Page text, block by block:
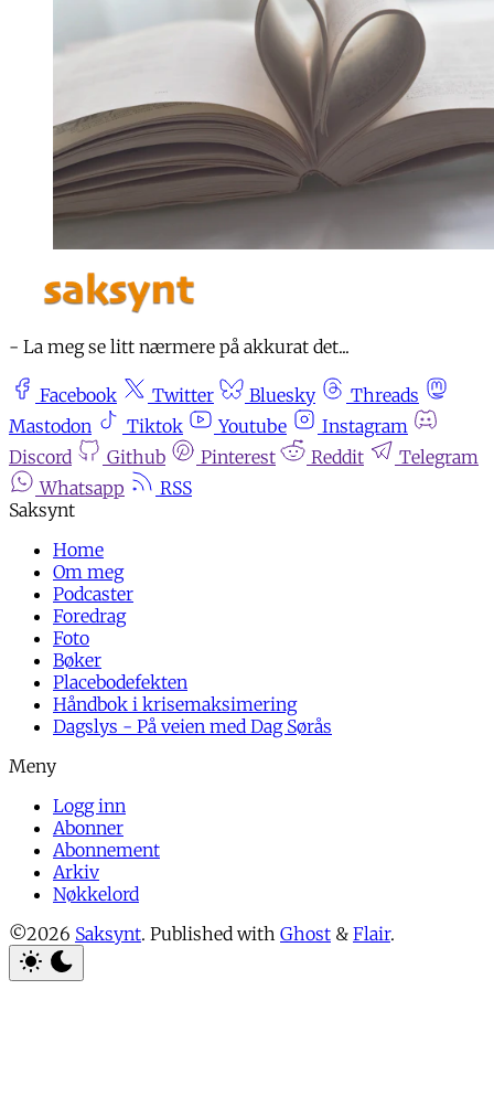
- La meg se litt nærmere på akkurat det...
Facebook Twitter Bluesky
Threads
Mastodon
Tiktok Youtube
Instagram
Discord
Github Pinterest Reddit
Telegram
Whatsapp
RSS
Home
Om meg
Podcaster
Foredrag
Foto
Bøker
Placebodefekten
Håndbok i krisemaksimering
Dagslys - På veien med Dag Sørås
Logg inn
Abonner
Abonnement
Arkiv
Nøkkelord
©2026 Saksynt. Published with Ghost & Flair.